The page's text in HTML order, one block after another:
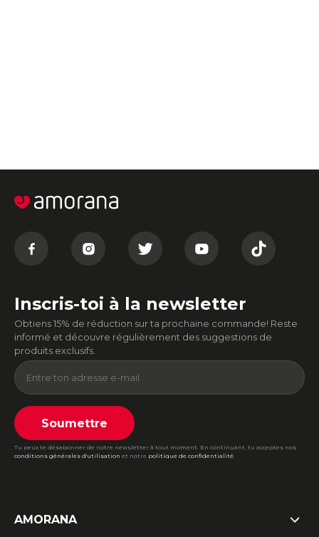
Inscris-toi à la newsletter
Obtiens 15% de réduction sur ta prochaine commande! Reste
informé et découvre régulièrement des suggestions de
produits exclusifs.
Soumettre
Tu peux te désabonner de notre newsletter à tout moment. En continuant, tu acceptes nos
conditions générales d'utilisation et notre politique de confidentialité.
AMORANA